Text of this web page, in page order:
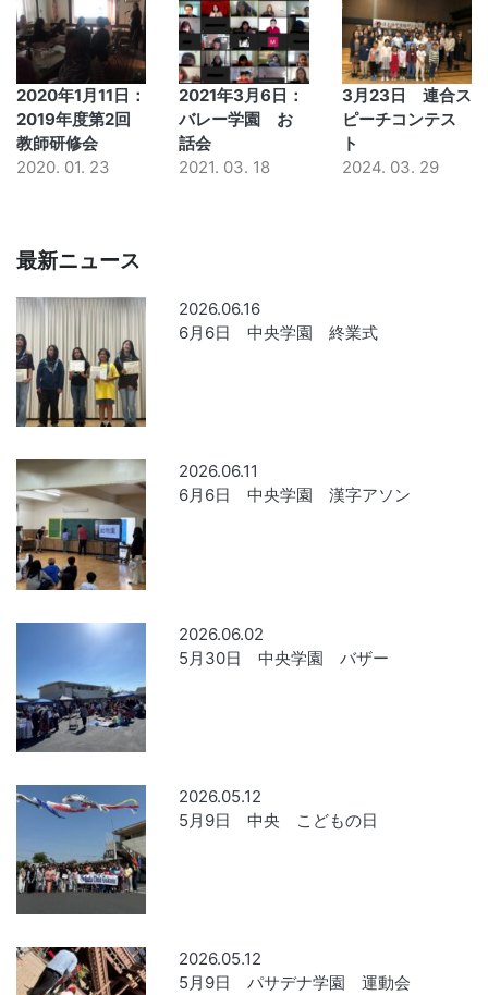
2020年1月11日：
2019年度第2回
教師研修会
2020. 01. 23
2021年3月6日：
バレー学園 お
話会
2021. 03. 18
3月23日 連合ス
ピーチコンテス
ト
2024. 03. 29
最新ニュース
2026.06.16
6月6日 中央学園 終業式
2026.06.11
6月6日 中央学園 漢字アソン
2026.06.02
5月30日 中央学園 バザー
2026.05.12
5月9日 中央 こどもの日
2026.05.12
5月9日 パサデナ学園 運動会